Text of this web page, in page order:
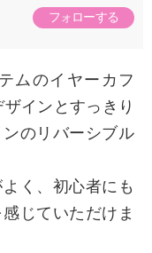
フォローする
ムのイヤーカフ
インとすっきり
のリバーシブル
く、初心者にも
じていただけま